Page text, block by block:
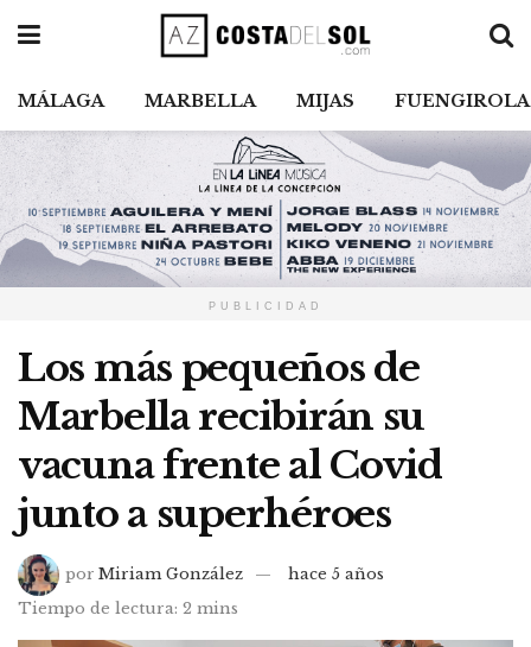
MÁLAGA MARBELLA MIJAS FUENGIROLA
PUBLICIDAD
Los más pequeños de
Marbella recibirán su
vacuna frente al Covid
junto a superhéroes
por Miriam González
hace 5 años
Tiempo de lectura: 2 mins